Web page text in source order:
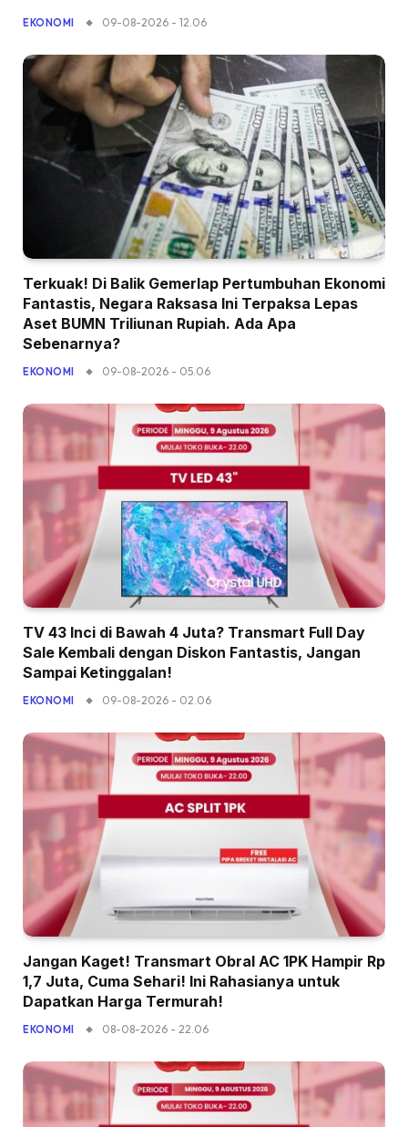
EKONOMI 09-08-2026 - 12.06
Terkuak! Di Balik Gemerlap Pertumbuhan Ekonomi
Fantastis, Negara Raksasa Ini Terpaksa Lepas
Aset BUMN Triliunan Rupiah. Ada Apa
Sebenarnya?
EKONOMI 09-08-2026 - 05.06
TV 43 Inci di Bawah 4 Juta? Transmart Full Day
Sale Kembali dengan Diskon Fantastis, Jangan
Sampai Ketinggalan!
EKONOMI 09-08-2026 - 02.06
Jangan Kaget! Transmart Obral AC 1PK Hampir Rp
1,7 Juta, Cuma Sehari! Ini Rahasianya untuk
Dapatkan Harga Termurah!
EKONOMI 08-08-2026 - 22.06